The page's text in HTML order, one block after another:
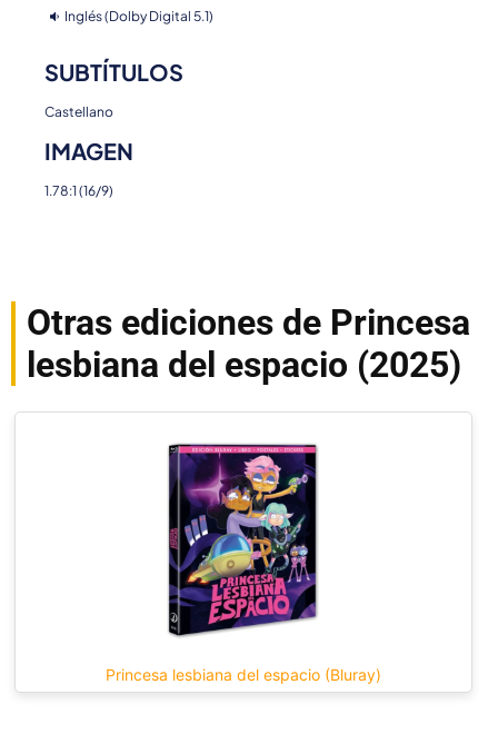
Inglés (Dolby Digital 5.1)
SUBTÍTULOS
Castellano
IMAGEN
1.78:1 (16/9)
Otras ediciones de Princesa
lesbiana del espacio (2025)
Princesa lesbiana del espacio (Bluray)